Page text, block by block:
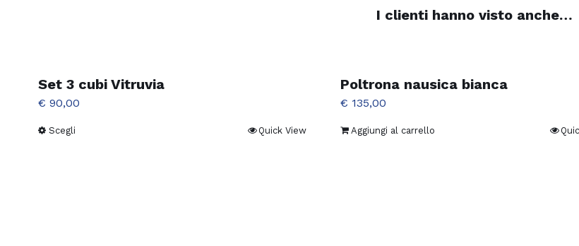
I clienti hanno visto anche…
Set 3 cubi Vitruvia
€ 90,00
ScegliQuesto
Quick View
Poltrona nausica bianca
€ 135,00
Aggiungi al carrello